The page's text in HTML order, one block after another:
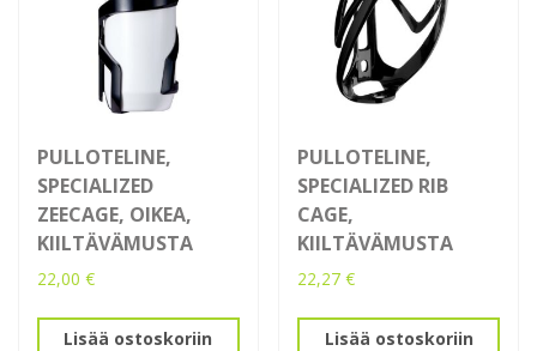
PULLOTELINE,
SPECIALIZED
ZEECAGE, OIKEA,
KIILTÄVÄMUSTA
22,00 €
Lisää ostoskoriin
PULLOTELINE,
SPECIALIZED RIB
CAGE,
KIILTÄVÄMUSTA
22,27€
Lisää ostoskoriin